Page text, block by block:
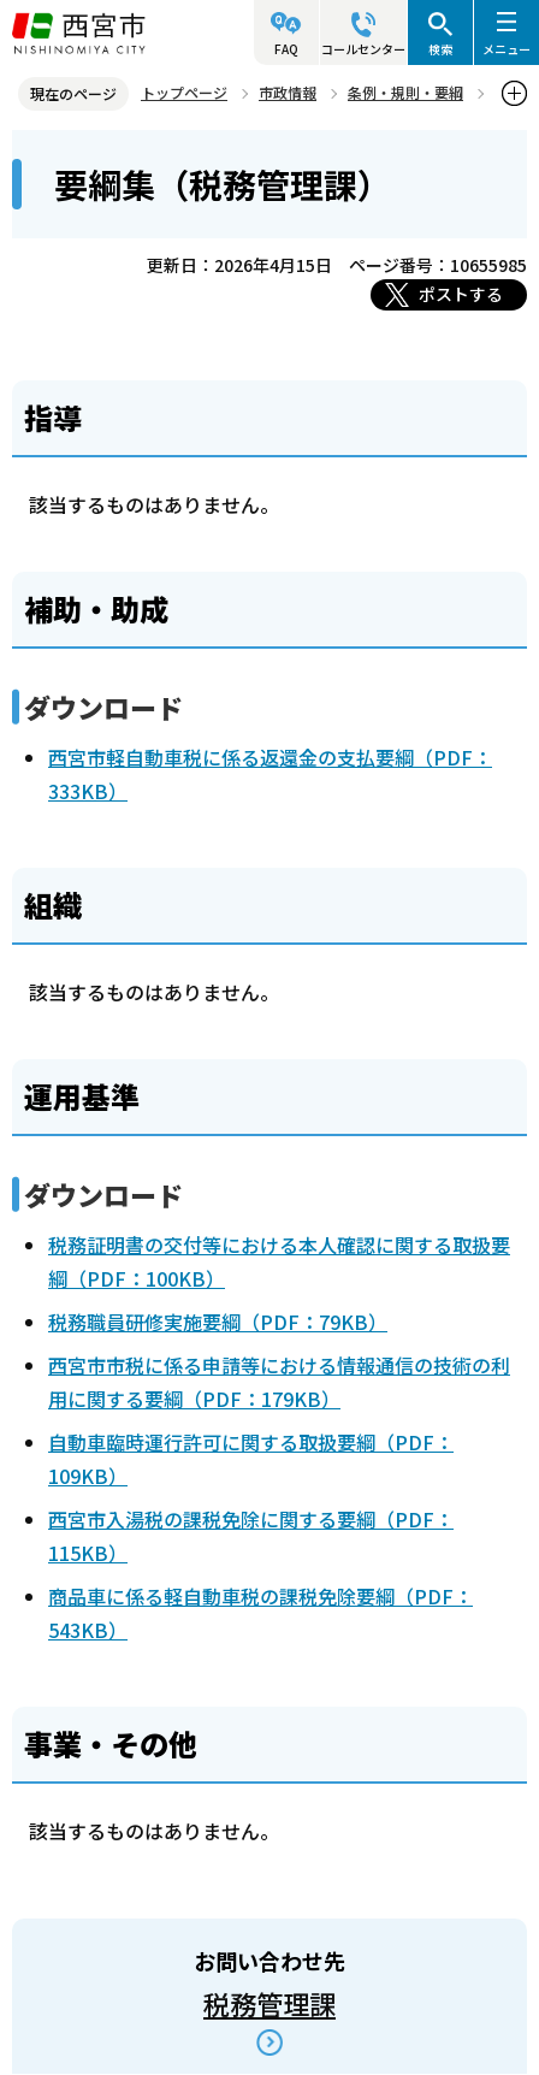
こ
の
ジ
先
FAQ コールセンター 検索 メニュー
現在のページ トップページ 市政情報
条例・規則・要綱
こ
要綱集（税務管理課）
更新日：2026年4月15日
ページ番号：10655985
ポストする
指導
該当するものはありません。
補助・助成
ダウンロード
西宮市軽自動車税に係る返還金の支払要綱（PDF：
333KB）
組織
該当するものはありません。
運用基準
ダウンロード
税務証明書の交付等における本人確認に関する取扱要
綱（PDF：100KB）
税務職員研修実施要綱（PDF：79KB）
西宮市市税に係る申請等における情報通信の技術の利
用に関する要綱（PDF：179KB）
自動車臨時運行許可に関する取扱要綱（PDF：
109KB）
西宮市入湯税の課税免除に関する要綱（PDF：
115KB）
商品車に係る軽自動車税の課税免除要綱（PDF：
543KB）
事業・その他
該当するものはありません。
お問い合わせ先
税務管理課